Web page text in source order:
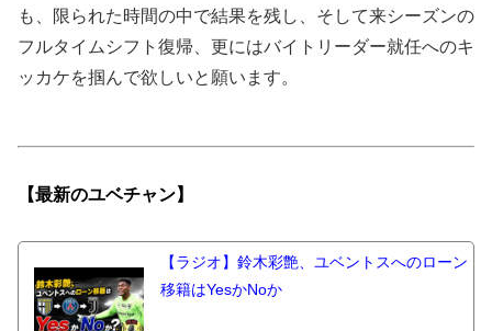
も、限られた時間の中で結果を残し、そして来シーズンの
フルタイムシフト復帰、更にはバイトリーダー就任へのキ
ッカケを掴んで欲しいと願います。
【最新のユベチャン】
【ラジオ】鈴木彩艶、ユベントスへのローン
移籍はYesかNoか